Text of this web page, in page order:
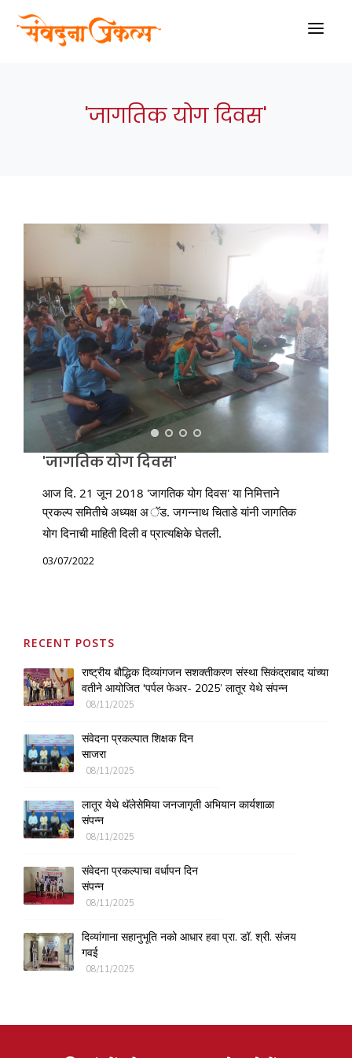
ABOUT US
THERAPIES
GALLARY
VIDEO
DOWNLOAD
DONATE NOW
CONTACT
'जागतिक योग दिवस'
'जागतिक योग दिवस'
आज दि. 21 जून 2018 'जागतिक योग दिवस' या निमित्ताने
प्रकल्प समितीचे अध्यक्ष अॅड. जगन्नाथ चिताडे यांनी जागतिक
योग दिनाची माहिती दिली व प्रात्यक्षिके घेतली.
03/07/2022
RECENT POSTS
राष्ट्रीय बौद्धिक दिव्यांगजन सशक्तीकरण संस्था सिकंद्राबाद यांच्या
वतीने आयोजित 'पर्पल फेअर- 2025’ लातूर येथे संपन्न
08/11/2025
संवेदना प्रकल्पात शिक्षक दिन
साजरा
08/11/2025
लातूर येथे थॅलेसेमिया जनजागृती अभियान कार्यशाळा
संपन्न
08/11/2025
संवेदना प्रकल्पाचा वर्धापन दिन
संपन्न
08/11/2025
दिव्यांगाना सहानुभूति नको आधार हवा प्रा. डॉ. श्री. संजय
गवई
08/11/2025